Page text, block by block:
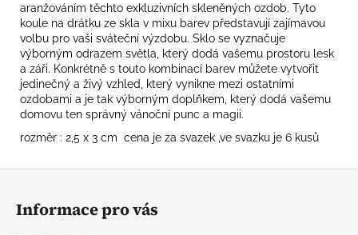
aranžováním těchto exkluzivních skleněných ozdob. Tyto
koule na drátku ze skla v mixu barev představují zajímavou
volbu pro vaši sváteční výzdobu. Sklo se vyznačuje
výborným odrazem světla, který dodá vašemu prostoru lesk
a záři. Konkrétně s touto kombinací barev můžete vytvořit
jedinečný a živý vzhled, který vynikne mezi ostatními
ozdobami a je tak výborným doplňkem, který dodá vašemu
domovu ten správný vánoční punc a magii.
rozměr : 2,5 x 3 cm cena je za svazek ,ve svazku je 6 kusů
Z
Informace pro vás